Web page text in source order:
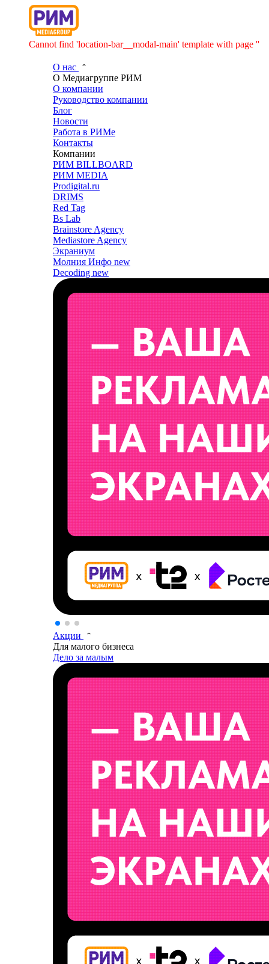
Cannot find 'location-bar__modal-main' template with page ''
О нас
О Медиагруппе РИМ
О компании
Руководство компании
Блог
Новости
Работа в РИМе
Контакты
Компании
РИМ BILLBOARD
РИМ MEDIA
Prodigital.ru
DRIMS
Red Tag
Bs Lab
Brainstore Agency
Mediastore Agency
Экраниум
Молния Инфо new
Decoding new
Акции
Для малого бизнеса
Дело за малым